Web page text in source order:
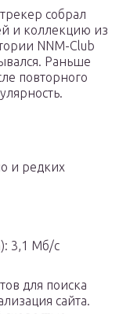
собрал
и коллекцию из
NNM-Club
Раньше
повторного
и редких
3,1 Мб/с
для поиска
сайта.